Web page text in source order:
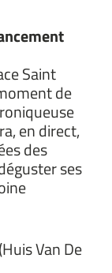
Saint
de
en direct,
des
ses
(Huis Van De